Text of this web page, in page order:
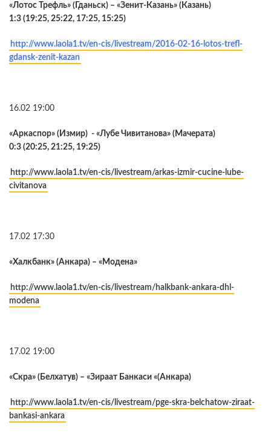
«Лотос Трефль» (Гданьск) – «Зенит-Казань» (Казань)
1:3 (19:25, 25:22, 17:25, 15:25)
http://www.laola1.tv/en-cis/livestream/2016-02-16-lotos-trefl-
gdansk-zenit-kazan
16.02 19:00
«Аркаспор» (Измир) - «Лубе Чивитанова» (Мачерата)
0:3 (20:25, 21:25, 19:25)
http://www.laola1.tv/en-cis/livestream/arkas-izmir-cucine-lube-
civitanova
17.02 17:30
«Халкбанк» (Анкара) – «Модена»
http://www.laola1.tv/en-cis/livestream/halkbank-ankara-dhl-
modena
17.02 19:00
«Скра» (Белхатув) – «Зираат Банкаси «(Анкара)
http://www.laola1.tv/en-cis/livestream/pge-skra-belchatow-ziraat-
bankasi-ankara